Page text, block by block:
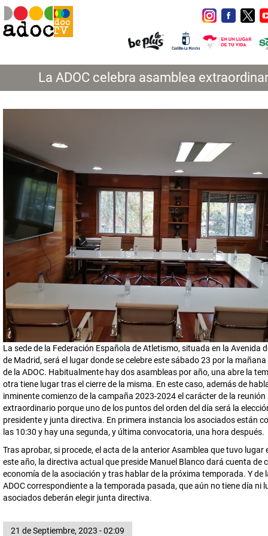
La ADOC celebra asamblea
La sede de la Federación Española de Atletismo, situada en la Avenida
de Madrid, será el lugar donde se celebre este sábado 23 por la
de la ADOC. Habitualmente hay dos asambleas por año, una abre la
otra tiene lugar tras el cierre de la misma. En este caso, además de
inminente comienzo de la campaña 2023-2024 el carácter de la reunión
extraordinario porque uno de los puntos del orden del día será la
presidente y junta directiva. En primera instancia los asociados están
las 10:30 y hay una segunda, y última convocatoria, una hora después.
Tras aprobar, si procede, el acta de la anterior Asamblea que tuvo lugar
este año, la directiva actual que preside Manuel Blanco dará cuenta de
economía de la asociación y tras hablar de la próxima temporada. Y de
ADOC correspondiente a la temporada pasada, que aún no tiene día ni
asociados deberán elegir junta directiva.
21 de Septiembre, 2023 - 02:09